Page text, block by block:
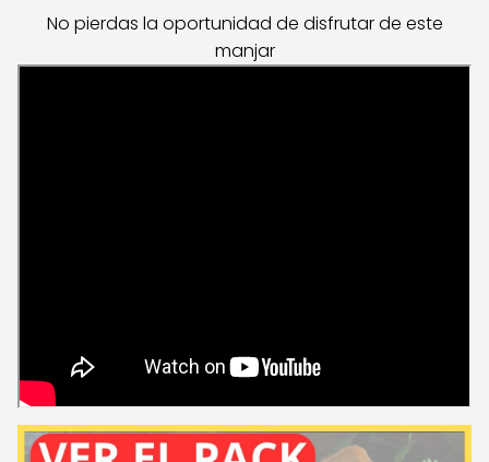
No pierdas la oportunidad de disfrutar de este
manjar